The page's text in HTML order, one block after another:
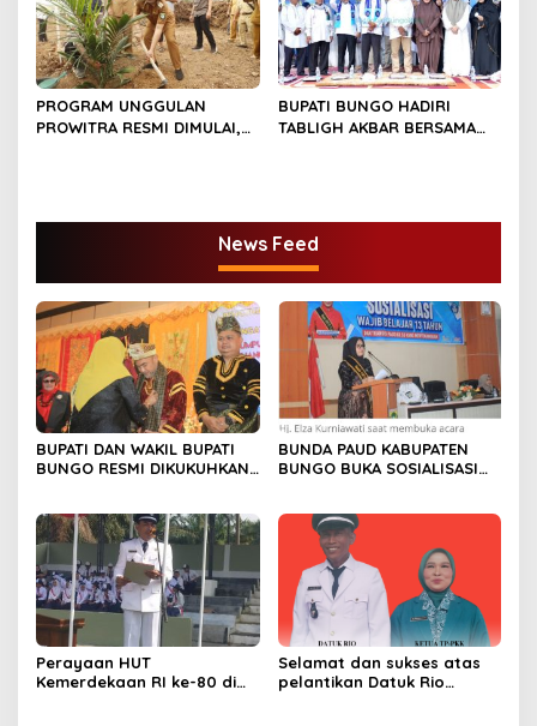
PROGRAM UNGGULAN
PROWITRA RESMI DIMULAI,
BUPATI BUNGO HADIRI
TABLIGH AKBAR BERSAMA
News Feed
BUPATI DAN WAKIL BUPATI
BUNGO RESMI DIKUKUHKAN
BUNDA PAUD KABUPATEN
BUNGO BUKA SOSIALISASI
Perayaan HUT
Kemerdekaan RI ke-80 di
Selamat dan sukses atas
pelantikan Datuk Rio